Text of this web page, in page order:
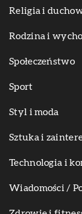
Religia i
Rodzina i
Społeczeństwo
Sport
Styl i moda
Sztuka i
Technologia i
Wiadomości /